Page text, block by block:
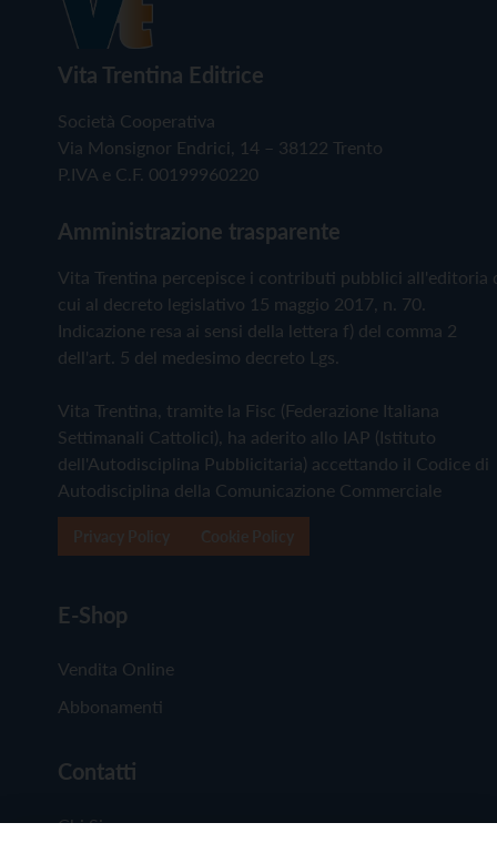
Vita Trentina Editrice
Società Cooperativa
Via Monsignor Endrici, 14 – 38122 Trento
P.IVA e C.F. 00199960220
Amministrazione trasparente
Vita Trentina percepisce i contributi pubblici all'editoria
cui al decreto legislativo 15 maggio 2017, n. 70.
Indicazione resa ai sensi della lettera f) del comma 2
dell'art. 5 del medesimo decreto Lgs.
Vita Trentina, tramite la Fisc (Federazione Italiana
Settimanali Cattolici), ha aderito allo IAP (Istituto
dell'Autodisciplina Pubblicitaria) accettando il Codice di
Autodisciplina della Comunicazione Commerciale
E-Shop
Vendita Online
Abbonamenti
Contatti
Chi Siamo